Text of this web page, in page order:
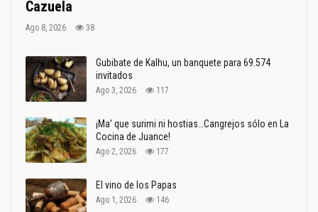
Cazuela
Ago 8, 2026 38
Gubibate de Kalhu, un banquete para 69.574
invitados
Ago 3, 2026 117
¡Ma’ que surimi ni hostias…Cangrejos sólo en La
Cocina de Juance!
Ago 2, 2026 177
El vino de los Papas
Ago 1, 2026 146